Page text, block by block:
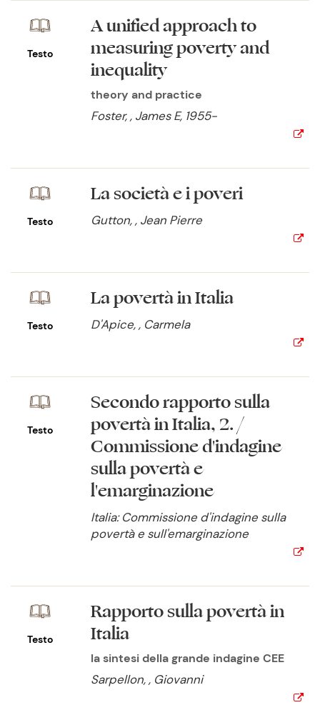
Testo
A unified approach to
measuring poverty and
inequality
theory and practice
Foster, , James E, 1955-
Testo
La società e i poveri
Gutton, , Jean Pierre
Testo
La povertà in Italia
D'Apice, , Carmela
Testo
Secondo rapporto sulla
povertà in Italia, 2. /
Commissione d'indagine
sulla povertà e
l'emarginazione
Italia: Commissione d'indagine sulla
povertà e sull'emarginazione
Testo
Rapporto sulla povertà in
Italia
la sintesi della grande indagine CEE
Sarpellon, , Giovanni